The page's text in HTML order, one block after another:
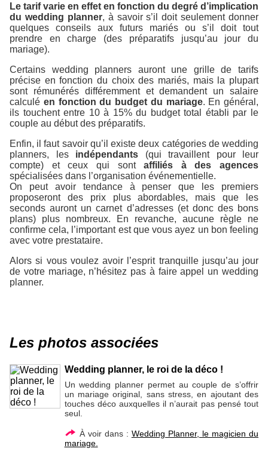
Le tarif varie en effet en fonction du degré d’implication
du wedding planner, à savoir s’il doit seulement donner
quelques conseils aux futurs mariés ou s’il doit tout
prendre en charge (des préparatifs jusqu’au jour du
mariage).
Certains wedding planners auront une grille de tarifs
précise en fonction du choix des mariés, mais la plupart
sont rémunérés différemment et demandent un salaire
calculé en fonction du budget du mariage. En général,
ils touchent entre 10 à 15% du budget total établi par le
couple au début des préparatifs.
Enfin, il faut savoir qu’il existe deux catégories de wedding
planners, les indépendants (qui travaillent pour leur
compte) et ceux qui sontaffiliés à des agences
spécialisées dans l’organisation événementielle.
On peut avoir tendance à penser que les premiers
proposeront des prix plus abordables, mais que les
seconds auront un carnet d’adresses (et donc des bons
plans) plus nombreux. En revanche, aucune règle ne
confirme cela, l’important est que vous ayez un bon feeling
avec votre prestataire.
Alors si vous voulez avoir l’esprit tranquille jusqu’au jour
de votre mariage, n’hésitez pas à faire appel un wedding
planner.
Les photos associées
Wedding planner, le roi de la déco !
Un wedding planner permet au couple de s’offrir
un mariage original, sans stress, en ajoutant des
touches déco auxquelles il n’aurait pas pensé tout
seul.
À voir dans : Wedding Planner, le magicien du
mariage.